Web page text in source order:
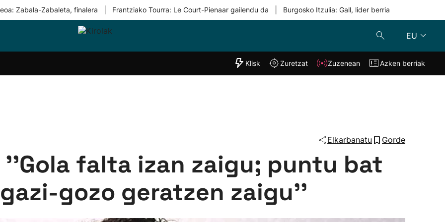
Zabala-Zabaleta, finalera Frantziako Tourra: Le Court-Pienaar gailendu da Burgosko Itzulia: Gall, lider berria
EU
Taldeak
"Helmuga"
Klisk Zuzenean
Klisk Zuretzat Zuzenean Azken berriak
Elkarbanatu Gorde
falta izan zaigu; puntu bat
gozo geratzen zaigu''